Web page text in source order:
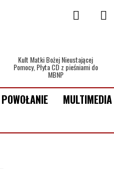
Kult Matki Bożej Nieustającej
Pomocy, Płyta CD z pieśniami do
MBNP
POWOŁANIE MULTIMEDIA